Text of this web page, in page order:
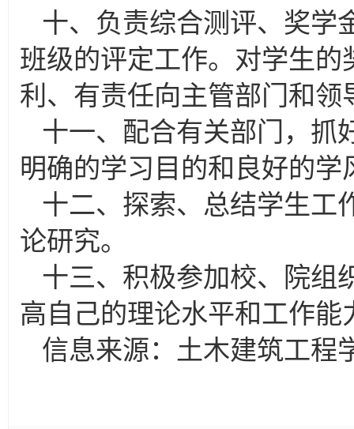
十、负责综合测评、奖学
班级的评定工作。对学生
利、有责任向主管部门和领
十一、配合有关部门，抓
明确的学习目的和良好的学
十二、探索、总结学生工
论研究。
十三、积极参加校、院组
高自己的理论水平和工作能
信息来源：土木建筑工程